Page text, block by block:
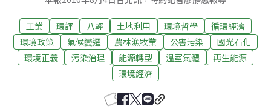
工業 環評 八輕 土地利用 環境哲學
循環經濟
環境政策
氣候變遷 農林漁牧業 公害污染
國光石化
環境正義
污染治理 能源轉型 溫室氣體
再生能源
環境經濟